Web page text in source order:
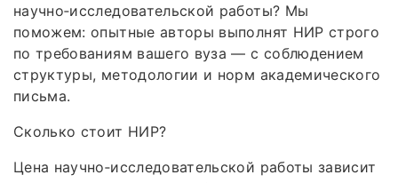
научно‑исследовательской работы? Мы
поможем: опытные авторы выполнят НИР строго
по требованиям вашего вуза — с соблюдением
структуры, методологии и норм академического
письма.
Сколько стоит НИР?
Цена научно‑исследовательской работы зависит